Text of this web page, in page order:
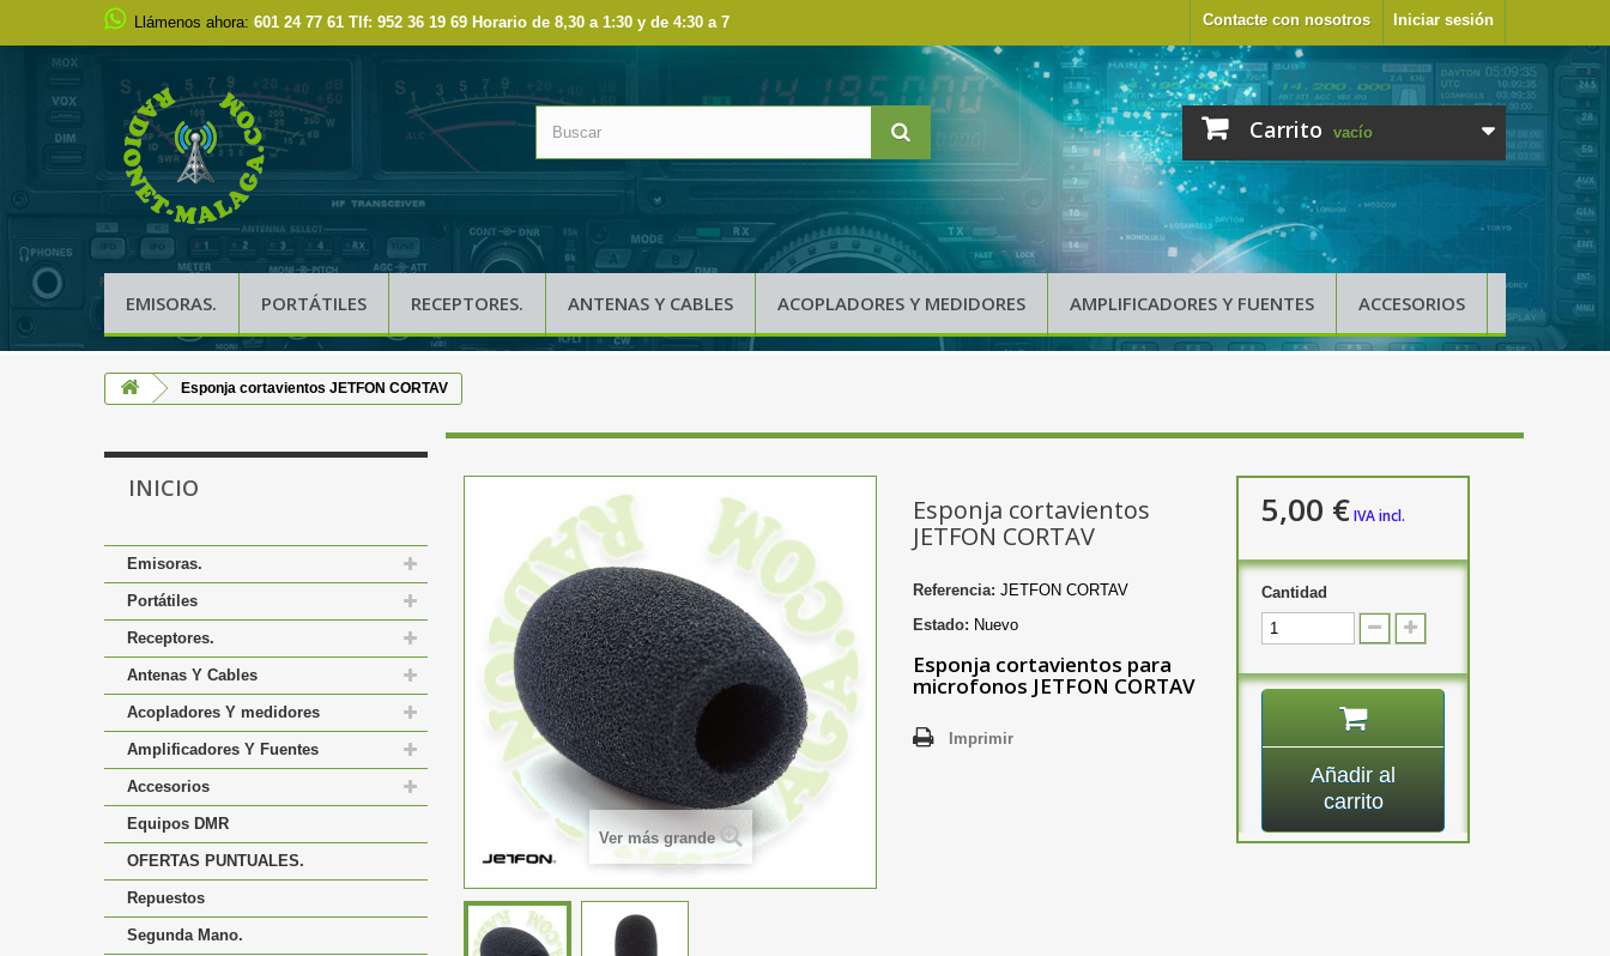
Iniciar sesión
Contacte con nosotros
Llámenos ahora: 601 24 77 61 Tlf: 952 36 19 69 Horario de 8,30 a 1:30 y de 4:30 a 7
Carrito vacío
EMISORAS. PORTÁTILES RECEPTORES. ANTENAS Y CABLES ACOPLADORES Y MEDIDORES AMPLIFICADORES Y FUENTES ACCESORIOS
Esponja cortavientos JETFON CORTAV
INICIO
Emisoras.
Portátiles
Receptores.
Antenas Y Cables
Acopladores Y medidores
Amplificadores Y Fuentes
Accesorios
Equipos DMR
OFERTAS PUNTUALES.
Repuestos
Segunda Mano.
Ver más grande
Esponja cortavientos
JETFON CORTAV
Referencia: JETFON CORTAV
Estado: Nuevo
Esponja cortavientos para
microfonos JETFON CORTAV
Imprimir
5,00 €IVA incl.
Cantidad
Añadir al
carrito